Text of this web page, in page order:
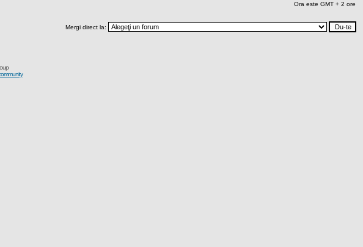
Ora este GMT + 2 ore
Mergi direct la: